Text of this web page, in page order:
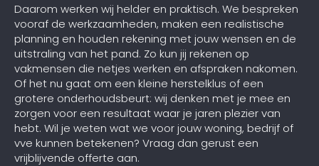
Daarom werken wij helder en praktisch. We bespreken
vooraf de werkzaamheden, maken een realistische
planning en houden rekening met jouw wensen en de
uitstraling van het pand. Zo kun jij rekenen op
vakmensen die netjes werken en afspraken nakomen.
Of het nu gaat om een kleine herstelklus of een
grotere onderhoudsbeurt: wij denken met je mee en
zorgen voor een resultaat waar je jaren plezier van
hebt. Wil je weten wat we voor jouw woning, bedrijf of
vve kunnen betekenen? Vraag dan gerust een
vrijblijvende offerte aan.